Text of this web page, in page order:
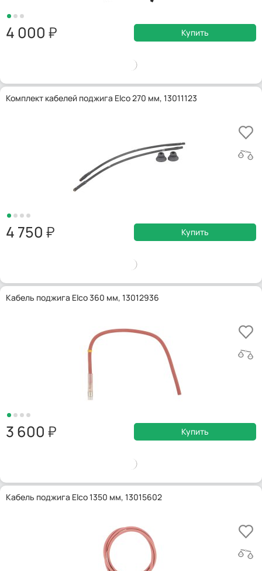
4 000 Купить
Комплект кабелей поджига Elco 270 мм, 13011123
4 750 Купить
Кабель поджига Elco 360 мм, 13012936
3 600 Купить
Кабель поджига Elco 1350 мм, 13015602